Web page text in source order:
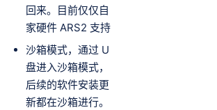
回来。目前仅仅自
家硬件 ARS2 支持
沙箱模式，通过 U
盘进入沙箱模式，
后续的软件安装更
新都在沙箱进行。